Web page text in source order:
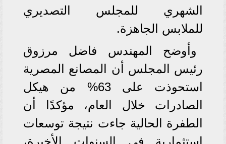
الشهري للمجلس التصديري
للملابس الجاهزة.
وأوضح المهندس فاضل مرزوق
رئيس المجلس أن المصانع المصرية
استحوذت على 63% من هيكل
الصادرات خلال العام، مؤكدًا أن
الطفرة الحالية جاءت نتيجة توسعات
استثمارية في السنوات الأخيرة،